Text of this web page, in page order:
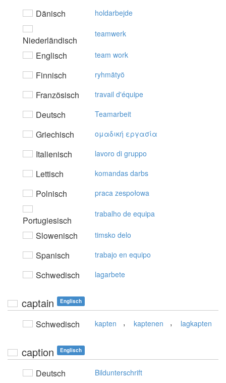
Dänisch holdarbejde
Niederländisch
teamwerk
Englisch team work
Finnisch ryhmätyö
Französisch travail d'équipe
Deutsch Teamarbeit
Griechisch oμαδική εργασία
Italienisch lavoro di gruppo
Lettisch komandas darbs
Polnisch praca zespołowa
Portugiesisch
trabalho de equipa
Slowenisch timsko delo
Spanisch trabajo en equipo
Schwedisch lagarbete
captain Englisch
Schwedisch kapten , kaptenen , lagkapten
caption Englisch
Deutsch Bildunterschrift